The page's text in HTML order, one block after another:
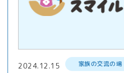
2024.12.15 家族の交流の場